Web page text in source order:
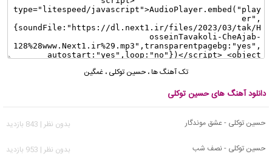
تک آهنگ ها، حسین توکلی ، غمگین
دانلود آهنگ های حسین توکلی
حسین توکلی - عشق موندگار
بدون نظر | 843 بازدید
حسین توکلی - نصف شب
بدون نظر | 953 بازدید